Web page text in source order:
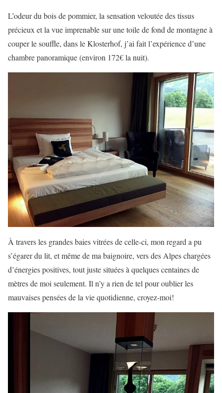
L’odeur du bois de pommier, la sensation veloutée des tissus
précieux et la vue imprenable sur une toile de fond de montagne à
couper le souffle, dans le Klosterhof, j’ai fait l’expérience d’une
chambre panoramique (environ 172€ la nuit).
À travers les grandes baies vitrées de celle-ci, mon regard a pu
s’égarer du lit, et même de ma baignoire, vers des Alpes chargées
d’énergies positives, tout juste situées à quelques centaines de
mètres de moi seulement. Il n’y a rien de tel pour oublier les
mauvaises pensées de la vie quotidienne, croyez-moi!